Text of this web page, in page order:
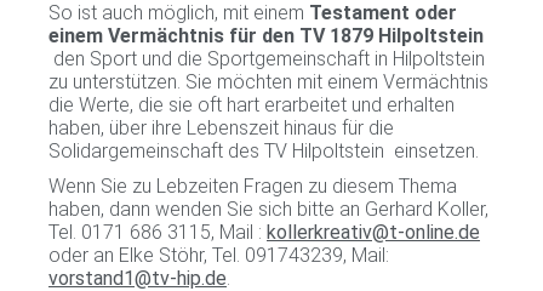
So ist auch möglich, mit einem Testament oder
einem Vermächtnis für den TV 1879 Hilpoltstein
den Sport und die Sportgemeinschaft in Hilpoltstein
zu unterstützen. Sie möchten mit einem Vermächtnis
die Werte, die sie oft hart erarbeitet und erhalten
haben, über ihre Lebenszeit hinaus für die
Solidargemeinschaft des TV Hilpoltstein einsetzen.
Wenn Sie zu Lebzeiten Fragen zu diesem Thema
haben, dann wenden Sie sich bitte an Gerhard Koller,
Tel. 0171 686 3115, Mail : kollerkreativ@t-online.de
oder an Elke Stöhr, Tel. 091743239, Mail:
vorstand1@tv-hip.de.